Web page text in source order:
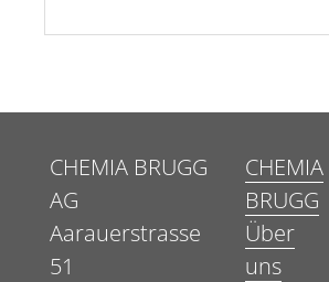
CHEMIA BRUGG
AG
Aarauerstrasse
51
CHEMIA
BRUGG
Über
uns